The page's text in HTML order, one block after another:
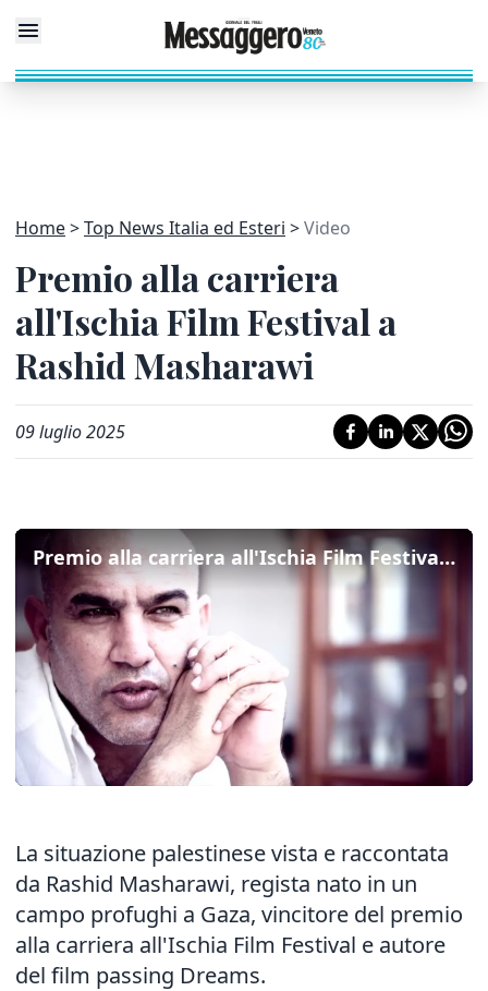
Home Top News Italia ed Esteri Video
Premio alla carriera
all'Ischia Film Festival a
Rashid Masharawi
09 luglio 2025
Premio alla carriera all'Ischia Film Festival a Rashid Masharawi
La situazione palestinese vista e raccontata
da Rashid Masharawi, regista nato in un
campo profughi a Gaza, vincitore del premio
alla carriera all'Ischia Film Festival e autore
del film passing Dreams.